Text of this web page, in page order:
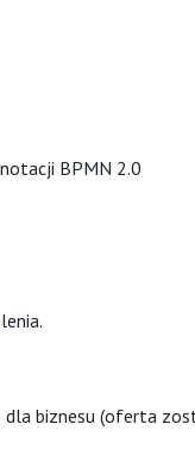
BPMN 2.0
biznesu (oferta